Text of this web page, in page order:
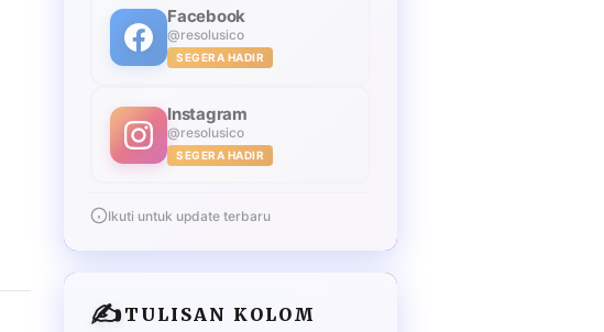
Facebook
@resolusico
SEGERA HADIR
Instagram
@resolusico
SEGERA HADIR
Ikuti untuk update terbaru
✍️TULISAN KOLOM